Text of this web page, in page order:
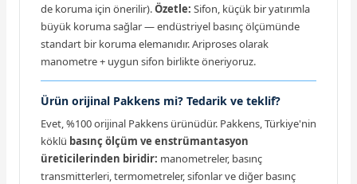
de koruma için önerilir).Özetle: Sifon, küçük bir yatırımla
büyük koruma sağlar — endüstriyel basınç ölçümünde
standart bir koruma elemanıdır. Ariproses olarak
manometre + uygun sifon birlikte öneriyoruz.
Ürün orijinal Pakkens mi? Tedarik ve teklif?
Evet, %100 orijinal Pakkens ürünüdür. Pakkens, Türkiye'nin
köklü basınç ölçüm ve enstrümantasyon
üreticilerinden biridir: manometreler, basınç
transmitterleri, termometreler, sifonlar ve diğer basınç